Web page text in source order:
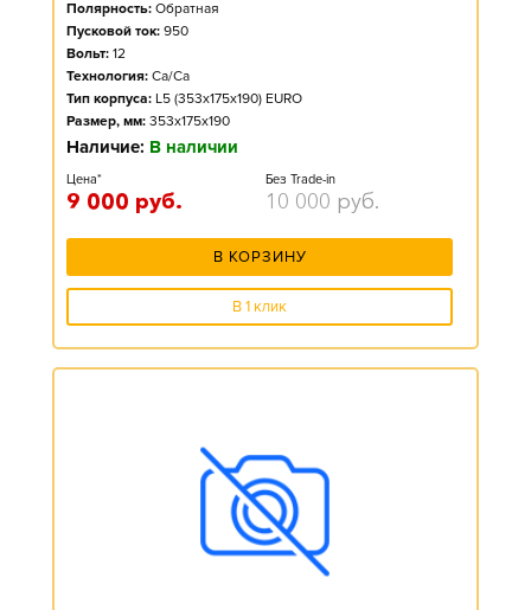
Полярность: Обратная
Пусковой ток: 950
Вольт: 12
Технология: Ca/Ca
Тип корпуса: L5 (353x175x190) EURO
Размер, мм: 353x175x190
Наличие: В наличии
Цена*
9 000 руб.
Без Trade-in
10 000 руб.
В КОРЗИНУ
В 1 клик